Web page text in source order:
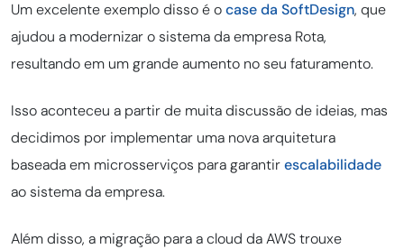
Um excelente exemplo disso é ocase da SoftDesign, que
ajudou a modernizar o sistema da empresa Rota,
resultando em um grande aumento no seu faturamento.
Isso aconteceu a partir de muita discussão de ideias, mas
decidimos por implementar uma nova arquitetura
baseada em microsserviços para garantirescalabilidade
ao sistema da empresa.
Além disso, a migração para a cloud da AWS trouxe